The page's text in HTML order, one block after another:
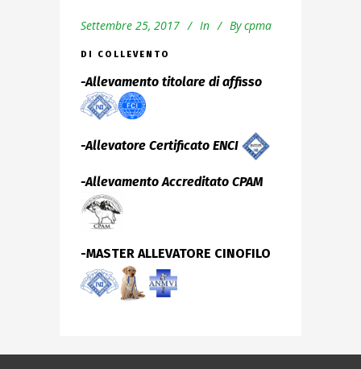
Settembre 25, 2017 In By cpma
DI COLLEVENTO
-Allevamento titolare di affisso
-Allevatore Certificato ENCI
-Allevamento Accreditato CPAM
-MASTER ALLEVATORE CINOFILO